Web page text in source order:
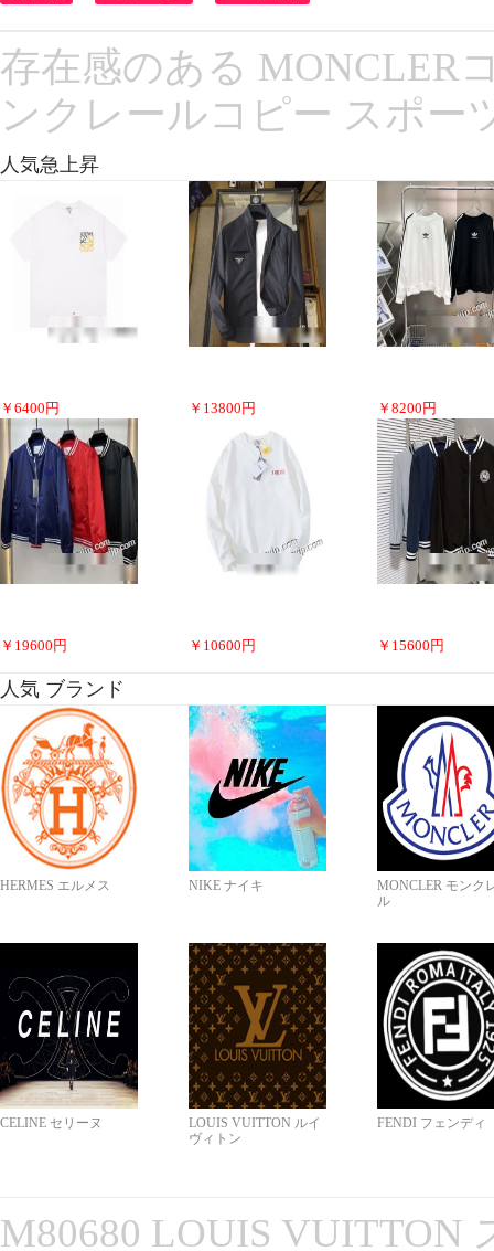
存在感のある MONCLER
ンクレールコピー スポー
人気急上昇
￥ 6400 円 ￥ 13800 円 ￥ 8200 円
￥ 19600 円 ￥ 10600 円 ￥ 15600 円
人気 ブランド
HERMES エルメス NIKE ナイキ
MONCLER モンク
ル
CELINE セリーヌ
LOUIS VUITTON ルイ
ヴィトン
FENDI フェンディ
M80680 LOUIS VUITTON